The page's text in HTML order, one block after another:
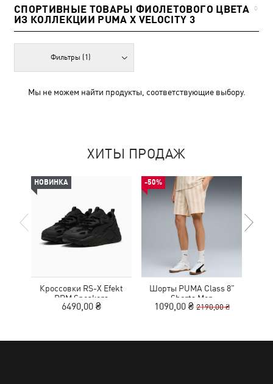
СПОРТИВНЫЕ ТОВАРЫ ФИОЛЕТОВОГО ЦВЕТА
ИЗ КОЛЛЕКЦИИ PUMA X VELOCITY 3
0
Фильтры (1)
Мы не можем найти продукты, соответствующие выбору.
ХИТЫ ПРОДАЖ
НОВИНКА
Кроссовки RS-X Efekt
PRM Sneakers
6490,00 ₴
-50%
Шорты PUMA Class 8"
Shorts Men
1090,00 ₴ 2190,00 ₴